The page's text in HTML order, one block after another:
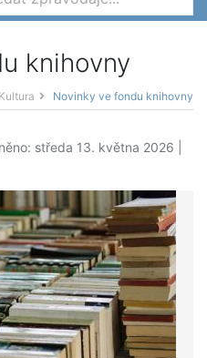
knihovny
Kultura Novinky ve fondu knihovny
středa 13. května 2026 |